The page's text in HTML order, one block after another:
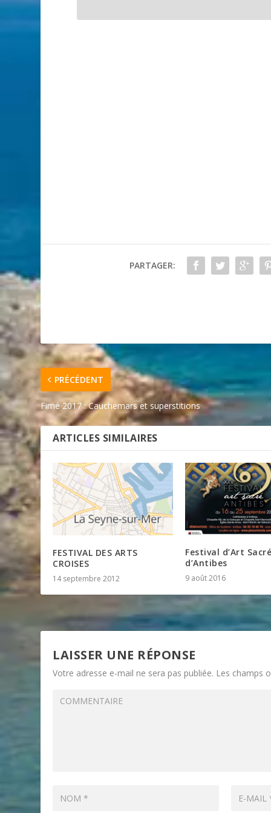
PARTAGER:
PRÉCÉDENT
Fimé 2017 : Cauchemars et superstitions
ARTICLES SIMILAIRES
FESTIVAL DES ARTS
CROISES
14 septembre 2012
Festival d’Art Sacré
d’Antibes
9 août 2016
LAISSER UNE RÉPONSE
Votre adresse e-mail ne sera pas publiée. Les champs